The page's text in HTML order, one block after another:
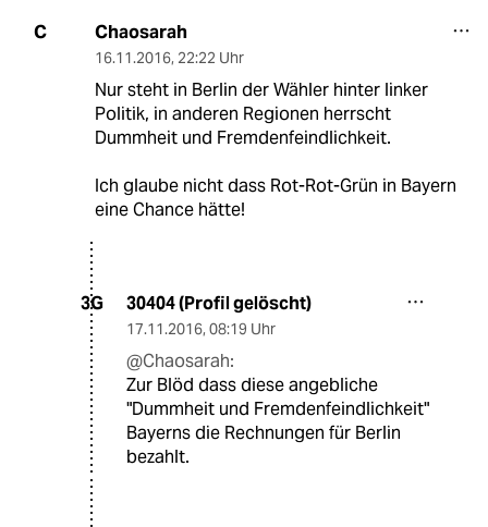
C Chaosarah
16.11.2016, 22:22 Uhr
Nur steht in Berlin der Wähler hinter linker
Politik, in anderen Regionen herrscht
Dummheit und Fremdenfeindlichkeit.
Ich glaube nicht dass Rot-Rot-Grün in Bayern
eine Chance hätte!
3G 30404 (Profil gelöscht)
17.11.2016, 08:19 Uhr
@Chaosarah:
Zur Blöd dass diese angebliche
"Dummheit und Fremdenfeindlichkeit"
Bayerns die Rechnungen für Berlin
bezahlt.